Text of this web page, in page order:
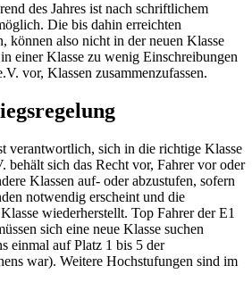
des Jahres ist nach schriftlichem
Die bis dahin erreichten
können also nicht in der neuen Klasse
einer Klasse zu wenig Einschreibungen
vor, Klassen zusammenzufassen.
verantwortlich, sich in die richtige Klasse
behält sich das Recht vor, Fahrer vor oder
Klassen auf- oder abzustufen, sofern
notwendig erscheint und die
wiederherstellt. Top Fahrer der E1
sich eine neue Klasse suchen
einmal auf Platz 1 bis 5 der
war). Weitere Hochstufungen sind im